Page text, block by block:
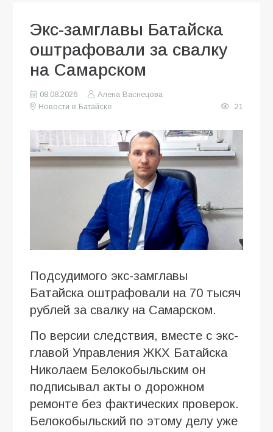
Экс-замглавы Батайска
оштрафовали за свалку
на Самарском
08.08.2026
Алена Васнецова
Новости в Батайске
21
Подсудимого экс-замглавы
Батайска оштрафовали на 70 тысяч
рублей за свалку на Самарском.
По версии следствия, вместе с экс-
главой Управления ЖКХ Батайска
Николаем Белокобыльским он
подписывал акты о дорожном
ремонте без фактических проверок.
Белокобыльский по этому делу уже